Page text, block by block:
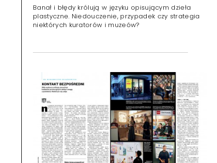
Banał i błędy królują w języku opisującym dzieła
plastyczne. Niedouczenie, przypadek czy strategia
niektórych kuratorów i muzeów?